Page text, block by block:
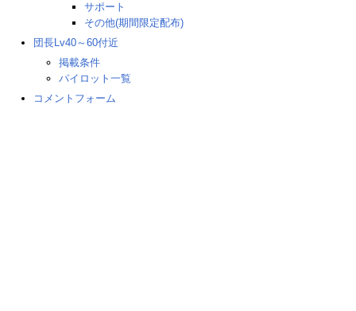
サポート
その他(期間限定配布)
団長Lv40～60付近
掲載条件
パイロット一覧
コメントフォーム